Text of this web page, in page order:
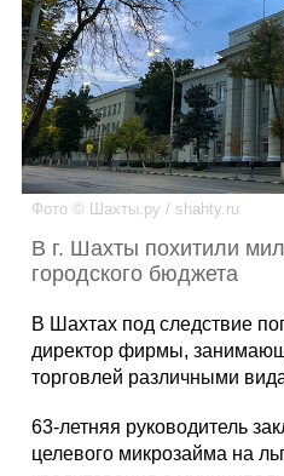
Фото © Шахты.ру / shahty.ru
В г. Шахты похитили
городского бюджета
В Шахтах под следствие
директор фирмы,
торговлей различными
63-летняя руководитель
целевого микрозайма на